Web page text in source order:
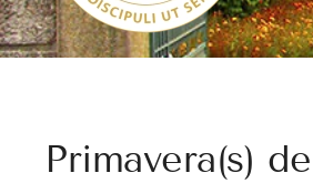
Primavera(s)